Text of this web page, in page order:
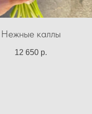
Нежные каллы
12 650 р.